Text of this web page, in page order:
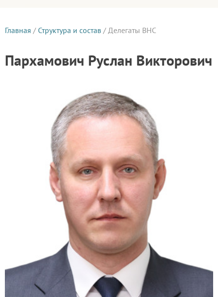
Главная / Структура и состав / Делегаты ВНС
Пархамович Руслан Викторович